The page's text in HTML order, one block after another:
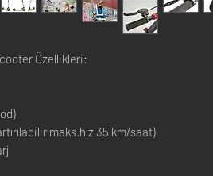
Özellikleri:
maks.hız 35 km/saat)